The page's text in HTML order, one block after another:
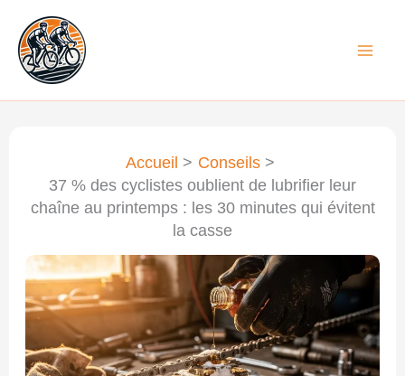
contenu
Accueil
Conseils
37 % des cyclistes oublient de lubrifier leur
chaîne au printemps : les 30 minutes qui évitent
la casse